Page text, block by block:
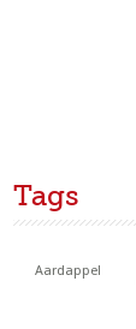
Tags
Aardappel